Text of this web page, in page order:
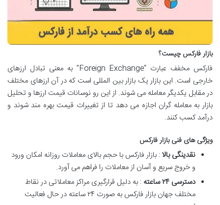
بازار فارکس چیست؟
فارکس مخفف عبارت “Foreign Exchange” به معنی تبادل ارزهای
خارجی است. این بازار یک بازار بین المللی است که در آن ارزهای مختلف
در مقابل یکدیگر معامله می شوند. از این رو نوسانات قیمت ارزها و تحلیل
بازار به معامله گران اجازه می دهد تا از تغییرات قیمت بهره مند شوند و
درآمد کسب کنند.
ویژگی های فنی بازار فارکس
نقدینگی بالا: بازار فارکس با حجم بالای معاملات روزانه امکان ورود
و خروج سریع و آسان از معاملات را فراهم می آورد.
دسترسی ۲۴ساعته : به دلیل قرارگیری مراکز معاملاتی در نقاط
مختلف جهان بازار فارکس به صورت ۲۴ ساعته در حال فعالیت